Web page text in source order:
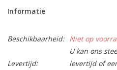
Informatie
Beschikbaarheid: Niet op
Levertijd:
U kan ons
levertijd of